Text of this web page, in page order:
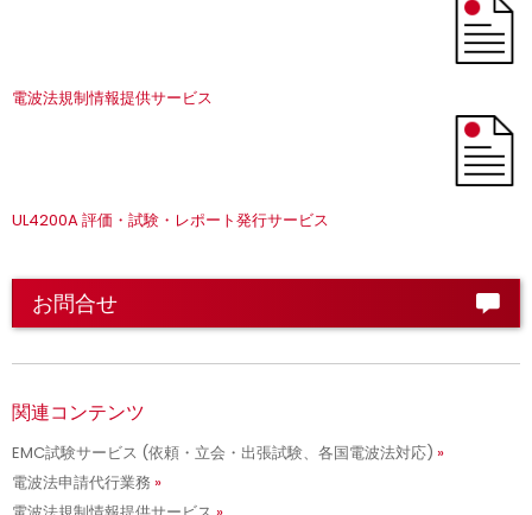
電波法規制情報提供サービス
UL4200A 評価・試験・レポート発行サービス
お問合せ
関連コンテンツ
EMC試験サービス (依頼・立会・出張試験、各国電波法対応)
電波法申請代行業務